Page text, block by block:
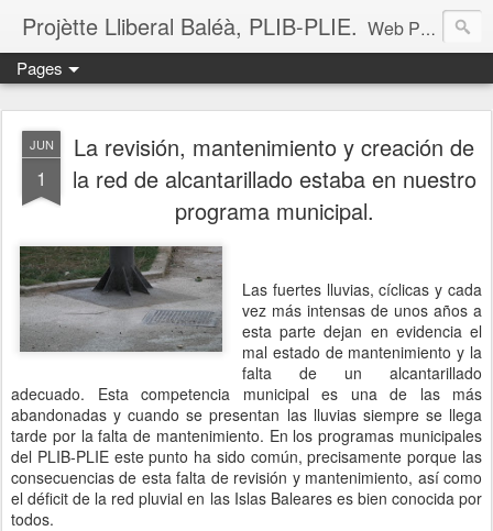
Projètte Lliberal Baléà, PLIB-PLIE. Web Projètte Lliberal Baléà (PLIB-PLIE)
Pages
JUN
1
La revisión, mantenimiento y creación de
la red de alcantarillado estaba en nuestro
programa municipal.
Las fuertes lluvias, cíclicas y cada
vez más intensas de unos años a
esta parte dejan en evidencia el
mal estado de mantenimiento y la
falta de un alcantarillado
adecuado. Esta competencia municipal es una de las más
abandonadas y cuando se presentan las lluvias siempre se llega
tarde por la falta de mantenimiento. En los programas municipales
del PLIB-PLIE este punto ha sido común, precisamente porque las
consecuencias de esta falta de revisión y mantenimiento, así como
el déficit de la red pluvial en las Islas Baleares es bien conocida por
todos.